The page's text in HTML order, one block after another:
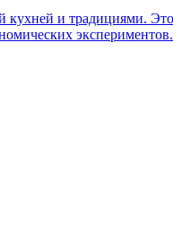
кухней и традициями.